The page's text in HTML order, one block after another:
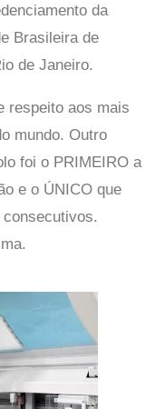
da
Brasileira de
de Janeiro.
respeito aos mais
mundo. Outro
foi o PRIMEIRO a
e o ÚNICO que